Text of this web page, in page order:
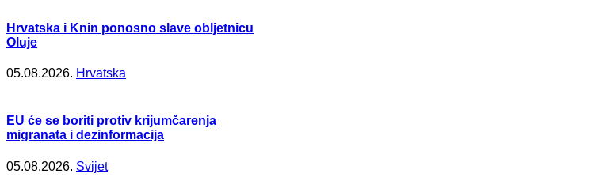
Hrvatska i Knin ponosno slave obljetnicu
Oluje
05.08.2026. Hrvatska
EU će se boriti protiv krijumčarenja
migranata i dezinformacija
05.08.2026. Svijet